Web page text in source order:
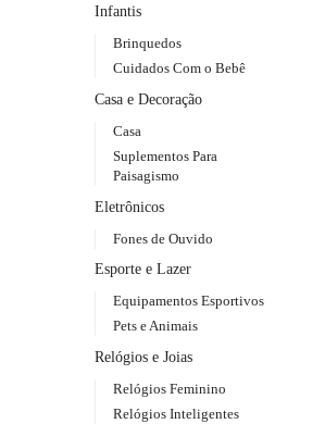
Infantis
Brinquedos
Cuidados Com o Bebê
Casa e Decoração
Casa
Suplementos Para
Paisagismo
Eletrônicos
Fones de Ouvido
Esporte e Lazer
Equipamentos Esportivos
Pets e Animais
Relógios e Joias
Relógios Feminino
Relógios Inteligentes